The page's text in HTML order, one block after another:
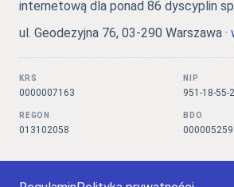
internetową dla ponad 86 dyscyplin
ul. Geodezyjna 76, 03-290 Warszawa ·
KRS
0000007163
NIP
951-18-55-
REGON
013102058
BDO
000005259